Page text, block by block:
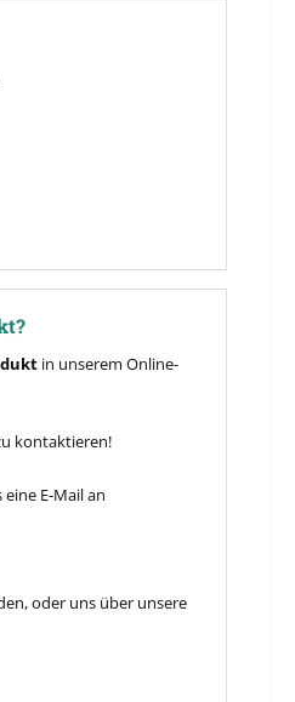
in unserem Online-
kontaktieren!
E-Mail an
oder uns über unsere